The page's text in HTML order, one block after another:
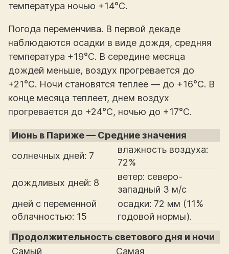
температура ночью +14°С.
Погода переменчива. В первой декаде
наблюдаются осадки в виде дождя, средняя
температура +19°С. В середине месяца
дождей меньше, воздух прогревается до
+21°С. Ночи становятся теплее — до +16°С. В
конце месяца теплеет, днем воздух
прогревается до +24°С, ночью до +17°С.
Июнь в Париже — Средние значения
солнечных дней: 7
влажность воздуха:
72%
дождливых дней: 8
ветер: северо-
западный 3 м/с
дней с переменной
облачностью: 15
осадки: 72 мм (11%
годовой нормы).
Продолжительность светового дня и ночи
Самый
Самая